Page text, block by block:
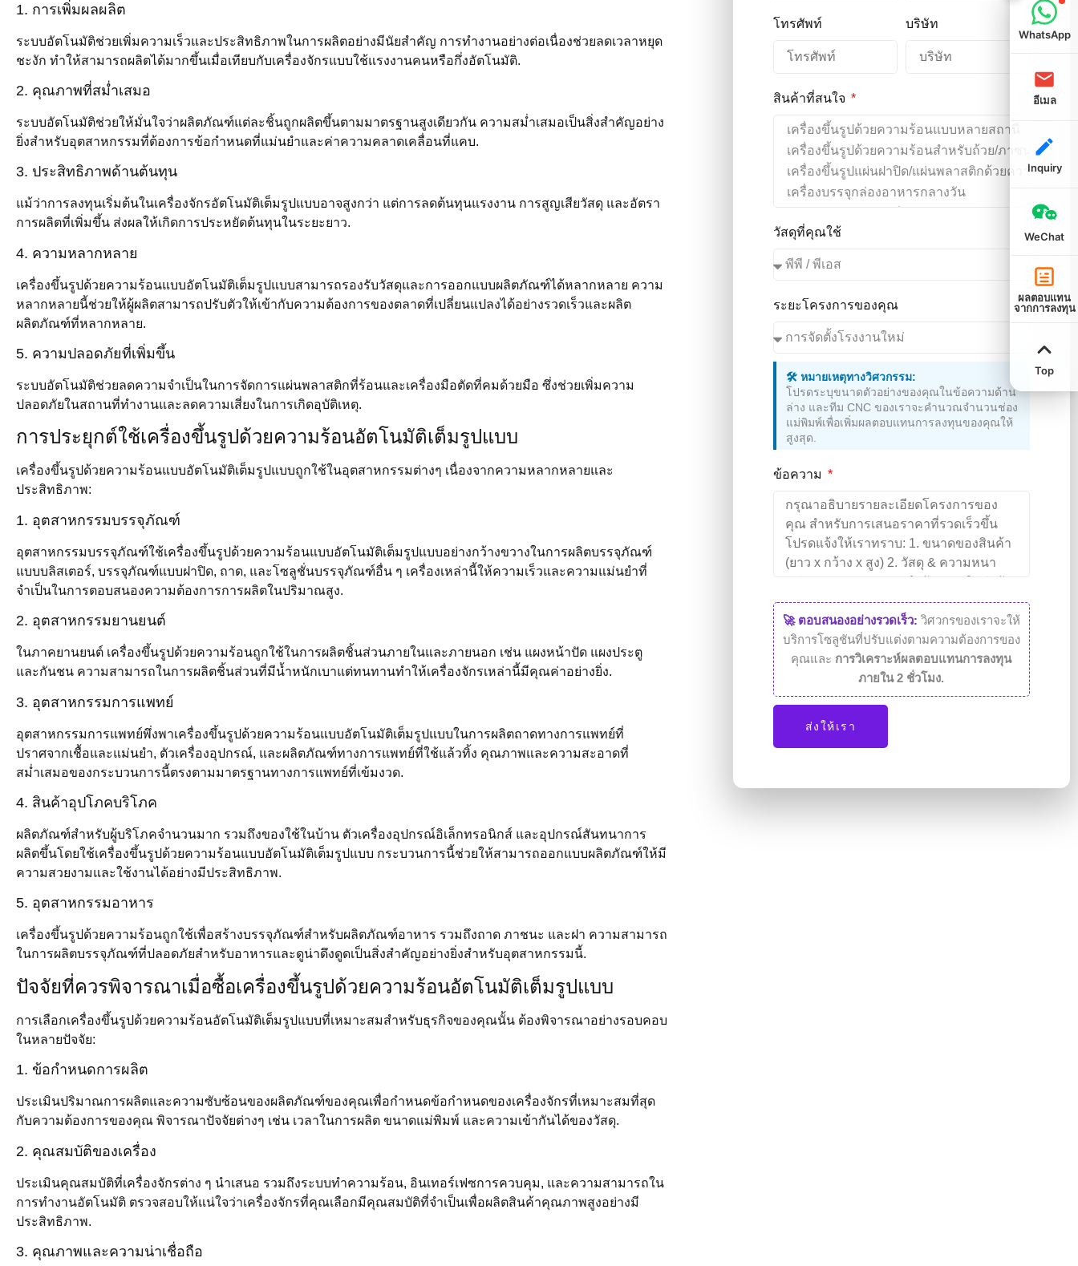
1. การเพิ่มผลผลิต
ระบบอัตโนมัติช่วยเพิ่มความเร็วและประสิทธิภาพในการผลิตอย่างมีนัยสำคัญ การทำงานอย่างต่อเนื่องช่วยลดเวลาหยุด
ชะงัก ทำให้สามารถผลิตได้มากขึ้นเมื่อเทียบกับเครื่องจักรแบบใช้แรงงานคนหรือกึ่งอัตโนมัติ.
2. คุณภาพที่สม่ำเสมอ
ระบบอัตโนมัติช่วยให้มั่นใจว่าผลิตภัณฑ์แต่ละชิ้นถูกผลิตขึ้นตามมาตรฐานสูงเดียวกัน ความสม่ำเสมอเป็นสิ่งสำคัญอย่าง
ยิ่งสำหรับอุตสาหกรรมที่ต้องการข้อกำหนดที่แม่นยำและค่าความคลาดเคลื่อนที่แคบ.
3. ประสิทธิภาพด้านต้นทุน
แม้ว่าการลงทุนเริ่มต้นในเครื่องจักรอัตโนมัติเต็มรูปแบบอาจสูงกว่า แต่การลดต้นทุนแรงงาน การสูญเสียวัสดุ และอัตรา
การผลิตที่เพิ่มขึ้น ส่งผลให้เกิดการประหยัดต้นทุนในระยะยาว.
4. ความหลากหลาย
เครื่องขึ้นรูปด้วยความร้อนแบบอัตโนมัติเต็มรูปแบบสามารถรองรับวัสดุและการออกแบบผลิตภัณฑ์ได้หลากหลาย ความ
หลากหลายนี้ช่วยให้ผู้ผลิตสามารถปรับตัวให้เข้ากับความต้องการของตลาดที่เปลี่ยนแปลงได้อย่างรวดเร็วและผลิต
ผลิตภัณฑ์ที่หลากหลาย.
5. ความปลอดภัยที่เพิ่มขึ้น
ระบบอัตโนมัติช่วยลดความจำเป็นในการจัดการแผ่นพลาสติกที่ร้อนและเครื่องมือตัดที่คมด้วยมือ ซึ่งช่วยเพิ่มความ
ปลอดภัยในสถานที่ทำงานและลดความเสี่ยงในการเกิดอุบัติเหตุ.
การประยุกต์ใช้เครื่องขึ้นรูปด้วยความร้อนอัตโนมัติเต็มรูปแบบ
เครื่องขึ้นรูปด้วยความร้อนแบบอัตโนมัติเต็มรูปแบบถูกใช้ในอุตสาหกรรมต่างๆ เนื่องจากความหลากหลายและ
ประสิทธิภาพ:
1. อุตสาหกรรมบรรจุภัณฑ์
อุตสาหกรรมบรรจุภัณฑ์ใช้เครื่องขึ้นรูปด้วยความร้อนแบบอัตโนมัติเต็มรูปแบบอย่างกว้างขวางในการผลิตบรรจุภัณฑ์
แบบบลิสเตอร์, บรรจุภัณฑ์แบบฝาปิด, ถาด, และโซลูชั่นบรรจุภัณฑ์อื่น ๆ เครื่องเหล่านี้ให้ความเร็วและความแม่นยำที่
จำเป็นในการตอบสนองความต้องการการผลิตในปริมาณสูง.
2. อุตสาหกรรมยานยนต์
ในภาคยานยนต์ เครื่องขึ้นรูปด้วยความร้อนถูกใช้ในการผลิตชิ้นส่วนภายในและภายนอก เช่น แผงหน้าปัด แผงประตู
และกันชน ความสามารถในการผลิตชิ้นส่วนที่มีน้ำหนักเบาแต่ทนทานทำให้เครื่องจักรเหล่านี้มีคุณค่าอย่างยิ่ง.
3. อุตสาหกรรมการแพทย์
อุตสาหกรรมการแพทย์พึ่งพาเครื่องขึ้นรูปด้วยความร้อนแบบอัตโนมัติเต็มรูปแบบในการผลิตถาดทางการแพทย์ที่
ปราศจากเชื้อและแม่นยำ, ตัวเครื่องอุปกรณ์, และผลิตภัณฑ์ทางการแพทย์ที่ใช้แล้วทิ้ง คุณภาพและความสะอาดที่
สม่ำเสมอของกระบวนการนี้ตรงตามมาตรฐานทางการแพทย์ที่เข้มงวด.
4. สินค้าอุปโภคบริโภค
ผลิตภัณฑ์สำหรับผู้บริโภคจำนวนมาก รวมถึงของใช้ในบ้าน ตัวเครื่องอุปกรณ์อิเล็กทรอนิกส์ และอุปกรณ์สันทนาการ
ผลิตขึ้นโดยใช้เครื่องขึ้นรูปด้วยความร้อนแบบอัตโนมัติเต็มรูปแบบ กระบวนการนี้ช่วยให้สามารถออกแบบผลิตภัณฑ์ให้มี
ความสวยงามและใช้งานได้อย่างมีประสิทธิภาพ.
5. อุตสาหกรรมอาหาร
เครื่องขึ้นรูปด้วยความร้อนถูกใช้เพื่อสร้างบรรจุภัณฑ์สำหรับผลิตภัณฑ์อาหาร รวมถึงถาด ภาชนะ และฝา ความสามารถ
ในการผลิตบรรจุภัณฑ์ที่ปลอดภัยสำหรับอาหารและดูน่าดึงดูดเป็นสิ่งสำคัญอย่างยิ่งสำหรับอุตสาหกรรมนี้.
ปัจจัยที่ควรพิจารณาเมื่อซื้อเครื่องขึ้นรูปด้วยความร้อนอัตโนมัติเต็มรูปแบบ
การเลือกเครื่องขึ้นรูปด้วยความร้อนอัตโนมัติเต็มรูปแบบที่เหมาะสมสำหรับธุรกิจของคุณนั้น ต้องพิจารณาอย่างรอบคอบ
ในหลายปัจจัย:
1. ข้อกำหนดการผลิต
ประเมินปริมาณการผลิตและความซับซ้อนของผลิตภัณฑ์ของคุณเพื่อกำหนดข้อกำหนดของเครื่องจักรที่เหมาะสมที่สุด
กับความต้องการของคุณ พิจารณาปัจจัยต่างๆ เช่น เวลาในการผลิต ขนาดแม่พิมพ์ และความเข้ากันได้ของวัสดุ.
2. คุณสมบัติของเครื่อง
ประเมินคุณสมบัติที่เครื่องจักรต่าง ๆ นำเสนอ รวมถึงระบบทำความร้อน, อินเทอร์เฟซการควบคุม, และความสามารถใน
การทำงานอัตโนมัติ ตรวจสอบให้แน่ใจว่าเครื่องจักรที่คุณเลือกมีคุณสมบัติที่จำเป็นเพื่อผลิตสินค้าคุณภาพสูงอย่างมี
ประสิทธิภาพ.
3. คุณภาพและความน่าเชื่อถือ
โทรศัพท์ บริษัท
สินค้าที่สนใจ
วัสดุที่คุณใช้
ระยะโครงการของคุณ
🛠️ หมายเหตุทางวิศวกรรม:
โปรดระบุขนาดตัวอย่างของคุณในข้อความด้าน
ล่าง และทีม CNC ของเราจะคำนวณจำนวนช่อง
แม่พิมพ์เพื่อเพิ่มผลตอบแทนการลงทุนของคุณให้
สูงสุด.
ข้อความ
🚀 ตอบสนองอย่างรวดเร็ว: วิศวกรของเราจะให้
บริการโซลูชันที่ปรับแต่งตามความต้องการของ
คุณและ การวิเคราะห์ผลตอบแทนการลงทุน
ภายใน 2 ชั่วโมง.
ส่งให้เรา
WhatsApp
อีเมล
Inquiry
WeChat
ผลตอบแทน
จากการลงทุน
Top